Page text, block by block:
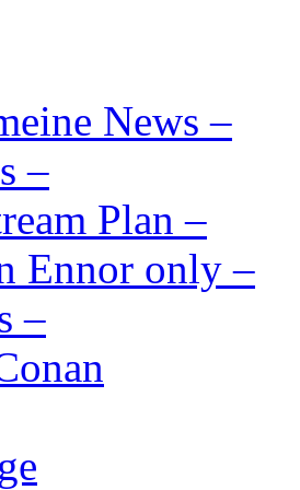
News –
–
Plan –
Ennor only –
–